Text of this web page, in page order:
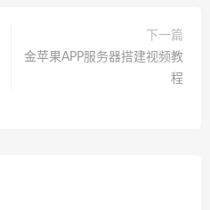
下一篇
金苹果APP服务器搭建视频教
程